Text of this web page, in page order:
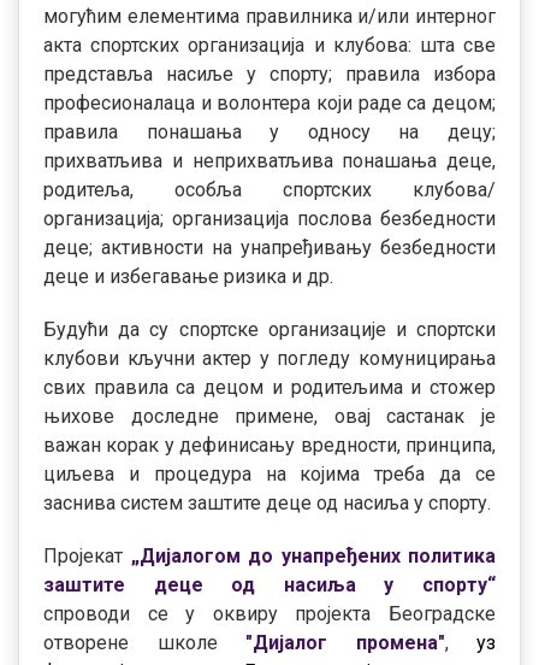
могућим елементима правилника и/или интерног
акта спортских организација и клубова: шта све
представља насиље у спорту; правила избора
професионалаца и волонтера који раде са децом;
правила понашања у односу на децу;
прихватљива и неприхватљива понашања деце,
родитеља, особља спортских клубова/
организација; организација послова безбедности
деце; активности на унапређивању безбедности
деце и избегавање ризика и др.
Будући да су спортске организације и спортски
клубови кључни актер у погледу комуницирања
свих правила са децом и родитељима и стожер
њихове доследне примене, овај састанак је
важан корак у дефинисању вредности, принципа,
циљева и процедура на којима треба да се
заснива систем заштите деце од насиља у спорту.
Пројекат „Дијалогом до унапређених политика
заштите деце од насиља у спорту“
спроводи се у оквиру пројекта Београдске
отворене школе "Дијалог промена", уз